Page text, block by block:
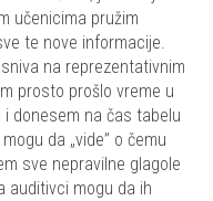
učenicima pružim
te nove informacije.
na reprezentativnim
prosto prošlo vreme u
donesem na čas tabelu
da „vide” o čemu
sve nepravilne glagole
auditivci mogu da ih